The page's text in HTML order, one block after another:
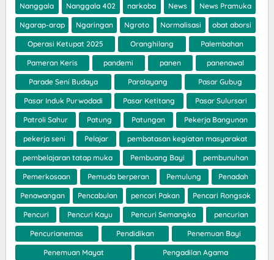
Nanggala Nanggala 402 narkoba News News Pramuka
Ngarap-arap Ngaringan Ngroto Normalisasi obat aborsi
Operasi Ketupat 2025 Oranghilang Palembahan
Pameran Keris pandemi panen panenawal
Parade Seni Budaya Paralayang Pasar Gubug
Pasar Induk Purwodadi Pasar Ketitang Pasar Sulursari
Patroli Sahur Patung Patungan Pekerja Bangunan
pekerja seni Pelajar pembatasan kegiatan masyarakat
pembelajaran tatap muka Pembuang Bayi pembunuhan
Pemerkosaan Pemuda berperan Pemulung Penadah
Penawangan Pencabulan pencari Pakan Pencari Rongsok
Pencuri Pencuri Kayu Pencuri Semangka pencurian
Pencurianemas Pendidikan Penemuan Bayi
Penemuan Mayat Pengadilan Agama